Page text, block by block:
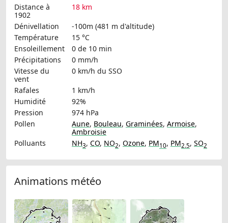
Distance à
1902
18 km
Dénivellation
-100m (481 m d'altitude)
Température
15 °C
Ensoleillement
0 de 10 min
Précipitations
0 mm/h
Vitesse du
vent
0 km/h du SSO
Rafales
1 km/h
Humidité
92%
Pression
974 hPa
Pollen
Aune, Bouleau, Graminées, Armoise,
Ambroisie
Polluants
NH3, CO, NO2, Ozone, PM10, PM2.5, SO2
Animations météo